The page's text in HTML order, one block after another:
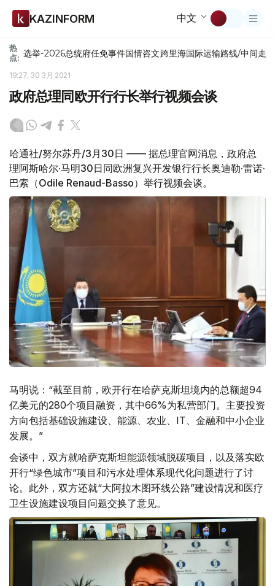
KAZINFORM 中文
热
点: 选举-2026总统府任免事件国情咨文跨里海国际运输路线/中间走廊
19:27, 30 3月 2021
政府总理同欧开行行长举行视频会谈
哈通社/努尔苏丹/3月30日 —— 据总理官网消息，政府总
理阿斯哈尔·马明30日同欧洲复兴开发银行行长奥迪勒·雷诺·
巴索（Odile Renaud-Basso）举行视频会谈。
马明说：“截至目前，欧开行在哈萨克斯坦境内的总额超94
亿美元的280个项目融资，其中66%为私营部门。主要投资
方向包括基础设施建设、能源、农业、IT、金融和中小企业
发展。”
会谈中，双方就哈萨克斯坦能源领域脱碳项目，以及落实欧
开行“绿色城市”项目和污水处理体系现代化问题进行了讨
论。此外，双方还就“大阿拉木图环线公路”建设情况和医疗
卫生设施建设项目问题交换了意见。